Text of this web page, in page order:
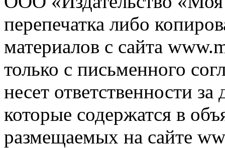
перепечатка либо
материалов с сайта
только с письменного
несет ответственности
которые содержатся в
размещаемых на сайте